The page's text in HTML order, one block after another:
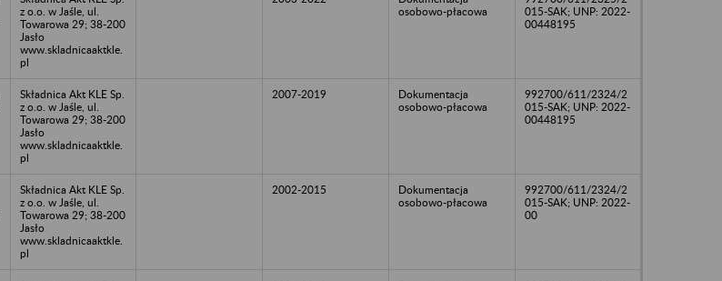
z o.o. w Jaśle, ul.
Towarowa 29; 38-200
Jasło
www.skladnicaaktkle.
pl
osobowo-płacowa
015-SAK; UNP: 2022-
00448195
Składnica Akt KLE Sp.
z o.o. w Jaśle, ul.
Towarowa 29; 38-200
Jasło
www.skladnicaaktkle.
pl
2007-2019
Dokumentacja
osobowo-płacowa
992700/611/2324/2
015-SAK; UNP: 2022-
00448195
Składnica Akt KLE Sp.
z o.o. w Jaśle, ul.
Towarowa 29; 38-200
Jasło
www.skladnicaaktkle.
pl
2002-2015
Dokumentacja
osobowo-płacowa
992700/611/2324/2
015-SAK; UNP: 2022-
00